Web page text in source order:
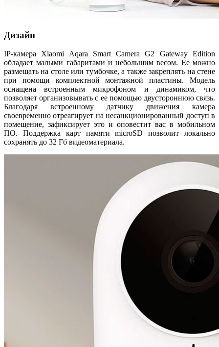
Дизайн
IP-камера Xiaomi Aqara Smart Camera G2 Gateway Edition
обладает малыми габаритами и небольшим весом. Ее можно
размещать на столе или тумбочке, а также закреплять на стене
при помощи комплектной монтажной пластины. Модель
оснащена встроенным микрофоном и динамиком, что
позволяет организовывать с ее помощью двустороннюю связь.
Благодаря встроенному датчику движения камера
своевременно отреагирует на несанкционированный доступ в
помещение, зафиксирует это и оповестит вас в мобильном
ПО. Поддержка карт памяти microSD позволит локально
сохранять до 32 Гб видеоматериала.